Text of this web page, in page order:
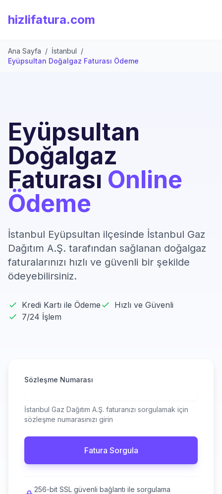
hizlifatura.com
Ana Sayfa / İstanbul /
Eyüpsultan Doğalgaz Faturası Ödeme
Eyüpsultan
Doğalgaz
Faturası Online
Ödeme
İstanbul Eyüpsultan ilçesinde İstanbul Gaz
Dağıtım A.Ş. tarafından sağlanan doğalgaz
faturalarınızı hızlı ve güvenli bir şekilde
ödeyebilirsiniz.
Kredi Kartı ile Ödeme
Hızlı ve Güvenli
7/24 İşlem
Sözleşme Numarası
İstanbul Gaz Dağıtım A.Ş. faturanızı sorgulamak için
sözleşme numarasınızı girin
Fatura Sorgula
256-bit SSL güvenli bağlantı ile sorgulama